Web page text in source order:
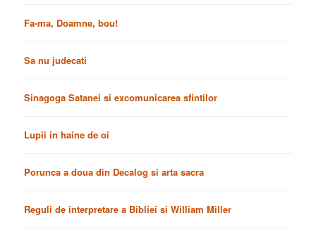
Fa-ma, Doamne, bou!
Sa nu judecati
Sinagoga Satanei si excomunicarea sfintilor
Lupii in haine de oi
Porunca a doua din Decalog si arta sacra
Reguli de interpretare a Bibliei si William Miller